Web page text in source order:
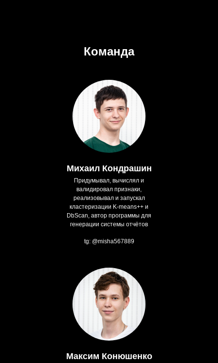
Команда
Михаил Кондрашин
Придумывал, вычислял и
валидировал признаки,
реализовывал и запускал
кластеризации K-means++ и
DbScan, автор программы для
генерации системы отчётов
tg: @misha567889
Максим Конюшенко